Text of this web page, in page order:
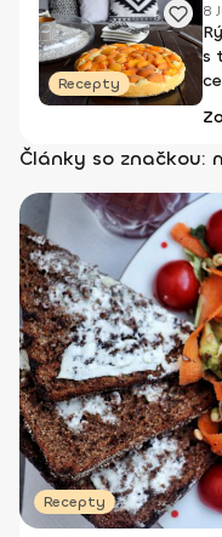
Recepty
8
s
Články so značkou:
Recepty